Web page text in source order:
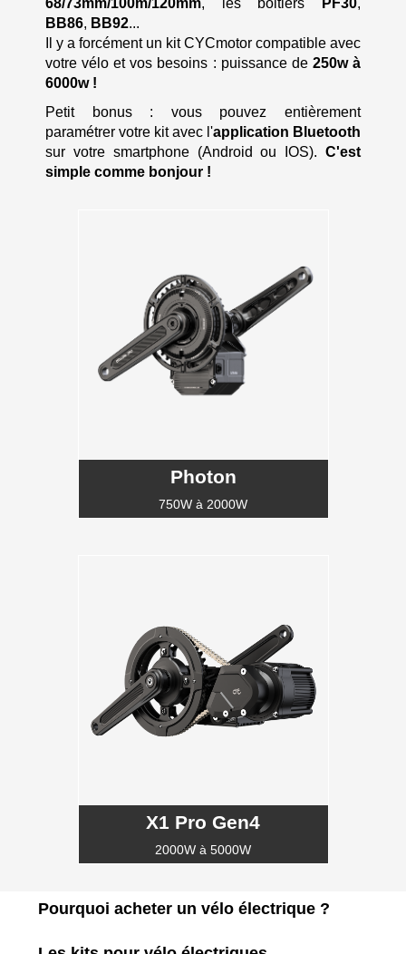
68/73mm/100m/120mm, les boitiers PF30,
BB86, BB92...
Il y a forcément un kit CYCmotor compatible avec
votre vélo et vos besoins : puissance de 250w à
6000w !
Petit bonus : vous pouvez entièrement
paramétrer votre kit avec l'application Bluetooth
sur votre smartphone (Android ou IOS).C'est
simple comme bonjour !
Photon
750W à 2000W
X1 Pro Gen4
2000W à 5000W
Pourquoi acheter un vélo électrique ?